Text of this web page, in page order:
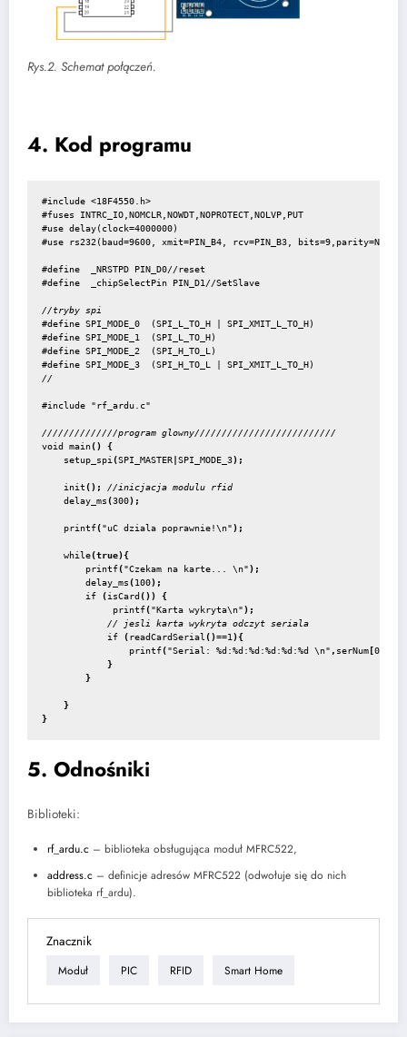
Rys.2. Schemat połączeń.
4. Kod programu
#include <18F4550.h>
#fuses INTRC_IO,NOMCLR,NOWDT,NOPROTECT,NOLVP,PUT
#use delay(clock=4000000)
#use rs232(baud=9600, xmit=PIN_B4, rcv=PIN_B3, bits=9,parity=N,
#define  _NRSTPD PIN_D0//reset
#define  _chipSelectPin PIN_D1//SetSlave
#define SPI_MODE_0  (SPI_L_TO_H | SPI_XMIT_L_TO_H)
#define SPI_MODE_1  (SPI_L_TO_H)
#define SPI_MODE_2  (SPI_H_TO_L)
void main() {
    setup_spi
(SPI_MASTER| SPI_MODE_3);
    init
();
//inicjacja modulu rfid
    delay_ms
(300);
    printf
( "uC dziala poprawnie!\n" );
    while
(true){
        printf
( "Czekam na karte... \n" );
        delay_ms
( 100);
        if
(isCard()) {
             printf
( "Karta wykryta\n" );
            // jesli karta wykryta odczyt seriala
            if
( readCardSerial()==1){
                printf
( "Serial: %d:%d:%d:%d:%d:%d \n" , serNum[ 0],
            }
        }
    }
}
5. Odnośniki
Biblioteki:
rf_ardu.c – biblioteka obsługująca moduł MFRC522,
address.c – definicje adresów MFRC522 (odwołuje się do nich
biblioteka rf_ardu).
Znacznik
Moduł PIC RFID Smart Home